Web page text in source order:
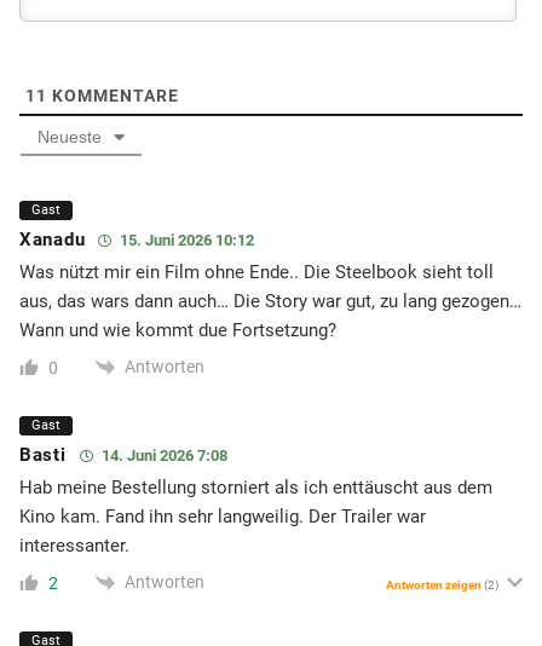
11 KOMMENTARE
Neueste
Gast
Xanadu 15. Juni 2026 10:12
Was nützt mir ein Film ohne Ende.. Die Steelbook sieht toll
aus, das wars dann auch… Die Story war gut, zu lang gezogen…
Wann und wie kommt due Fortsetzung?
0 Antworten
Gast
Basti 14. Juni 2026 7:08
Hab meine Bestellung storniert als ich enttäuscht aus dem
Kino kam. Fand ihn sehr langweilig. Der Trailer war
interessanter.
2 Antworten Antworten zeigen (2)
Gast